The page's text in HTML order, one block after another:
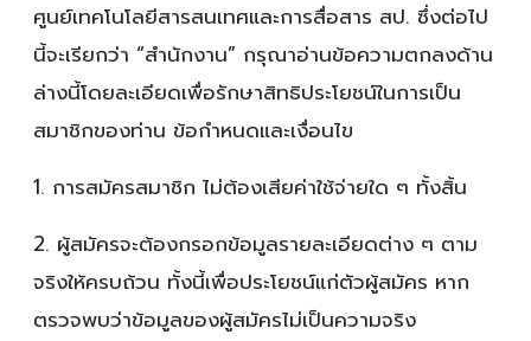
ศูนย์เทคโนโลยีสารสนเทศและการสื่อสาร สป. ซึ่งต่อไป
นี้จะเรียกว่า “สำนักงาน” กรุณาอ่านข้อความตกลงด้าน
ล่างนี้โดยละเอียดเพื่อรักษาสิทธิประโยชน์ในการเป็น
สมาชิกของท่าน ข้อกำหนดและเงื่อนไข
1. การสมัครสมาชิก ไม่ต้องเสียค่าใช้จ่ายใด ๆ ทั้งสิ้น
2. ผู้สมัครจะต้องกรอกข้อมูลรายละเอียดต่าง ๆ ตาม
จริงให้ครบถ้วน ทั้งนี้เพื่อประโยชน์แก่ตัวผู้สมัคร หาก
ตรวจพบว่าข้อมูลของผู้สมัครไม่เป็นความจริง